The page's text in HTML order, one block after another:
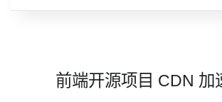
前端开源项目 CDN 加